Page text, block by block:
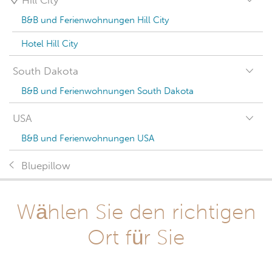
B&B und Ferienwohnungen Hill City
Hotel Hill City
South Dakota
B&B und Ferienwohnungen South Dakota
USA
B&B und Ferienwohnungen USA
Bluepillow
Wählen Sie den richtigen
Ort für Sie